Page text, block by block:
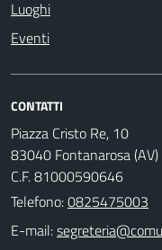
Luoghi
Eventi
CONTATTI
Piazza Cristo Re, 10
83040 Fontanarosa (AV)
C.F. 81000590646
Telefono:0825475003
E-mail: